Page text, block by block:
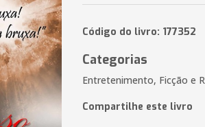
Código do livro: 177352
Categorias
Entretenimento, Ficção e
Compartilhe este livro